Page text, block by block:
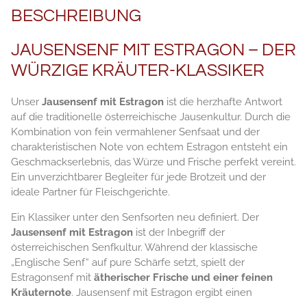
BESCHREIBUNG
JAUSENSENF MIT ESTRAGON – DER
WÜRZIGE KRÄUTER-KLASSIKER
Unser Jausensenf mit Estragon ist die herzhafte Antwort
auf die traditionelle österreichische Jausenkultur. Durch die
Kombination von fein vermahlener Senfsaat und der
charakteristischen Note von echtem Estragon entsteht ein
Geschmackserlebnis, das Würze und Frische perfekt vereint.
Ein unverzichtbarer Begleiter für jede Brotzeit und der
ideale Partner für Fleischgerichte.
Ein Klassiker unter den Senfsorten neu definiert. Der
Jausensenf mit Estragon ist der Inbegriff der
österreichischen Senfkultur. Während der klassische
„Englische Senf“ auf pure Schärfe setzt, spielt der
Estragonsenf mit ätherischer Frische und einer feinen
Kräuternote. Jausensenf mit Estragon ergibt einen